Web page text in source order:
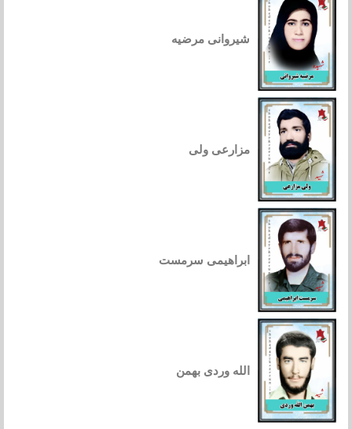
شیروانی مرضیه
مزارعی ولی
ابراهیمی سرمست
الله وردی بهمن